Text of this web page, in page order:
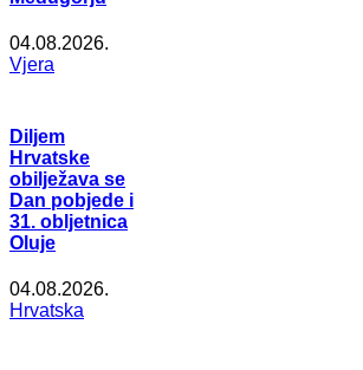
04.08.2026.
Vjera
Diljem
Hrvatske
obilježava se
Dan pobjede i
31. obljetnica
Oluje
04.08.2026.
Hrvatska